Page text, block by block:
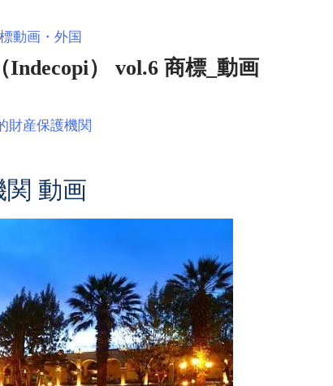
動画・外国
） vol.6 商標_動画
財産保護機関
動画